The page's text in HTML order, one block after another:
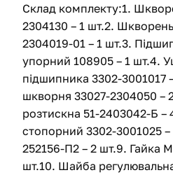
Склад комплекту:1.
2304130 – 1 шт.2.
2304019-01 – 1 шт.3.
упорний 108905 – 1 шт.4.
підшипника 3302-3001017
шкворня 33027-2304050 –
розтискна 51-2403042-Б
стопорний 3302-3001025
252156-П2 – 2 шт.9. Гайка
шт.10. Шайба